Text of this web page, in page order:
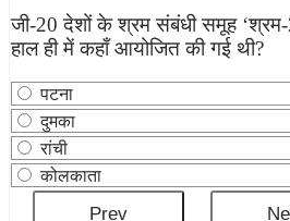
जी-20 देशों के श्रम संबंधी समूह
हाल ही में कहाँ आयोजित की गई थी?
पटना
दुमका
रांची
कोलकाता